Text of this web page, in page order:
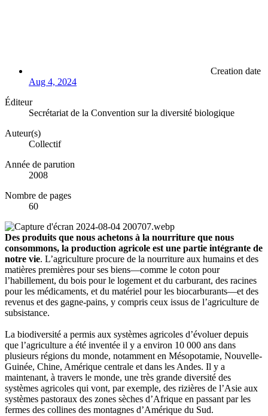
Creation date
Aug 4, 2024
Éditeur
Secrétariat de la Convention sur la diversité biologique
Auteur(s)
Collectif
Année de parution
2008
Nombre de pages
60
Des produits que nous achetons à la nourriture que nous
consommons, la production agricole est une partie intégrante de
notre vie. L’agriculture procure de la nourriture aux humains et des
matières premières pour ses biens—comme le coton pour
l’habillement, du bois pour le logement et du carburant, des racines
pour les médicaments, et du matériel pour les biocarburants—et des
revenus et des gagne-pains, y compris ceux issus de l’agriculture de
subsistance.
La biodiversité a permis aux systèmes agricoles d’évoluer depuis
que l’agriculture a été inventée il y a environ 10 000 ans dans
plusieurs régions du monde, notamment en Mésopotamie, Nouvelle-
Guinée, Chine, Amérique centrale et dans les Andes. Il y a
maintenant, à travers le monde, une très grande diversité des
systèmes agricoles qui vont, par exemple, des rizières de l’Asie aux
systèmes pastoraux des zones sèches d’Afrique en passant par les
fermes des collines des montagnes d’Amérique du Sud.